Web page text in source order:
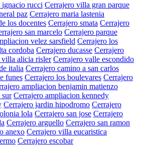
ignacio rucci Cerrajero villa gran parque
paz Cerrajero maria lastenia
los docentes Cerrajero smata Cerrajero
san marcelo Cerrajero parque
velez sarsfield Cerrajero los
cordoba Cerrajero ducasse Cerrajero
villa alicia risler Cerrajero valle escondido
italia Cerrajero camino a san carlos
funes Cerrajero los boulevares Cerrajero
ampliacion benjamin matienzo
sur Cerrajero ampliacion kennedy
Cerrajero jardin hipodromo Cerrajero
lola Cerrajero san jose Cerrajero
Cerrajero arguello Cerrajero san ramon
anexo Cerrajero villa eucaristica
Cerrajero escobar